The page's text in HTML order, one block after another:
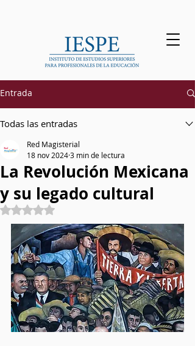
Entrada
Todas las entradas
La Revolución Mexicana
y su legado cultural
Red Magisterial
18 nov 20243 min de lectura
Obtuvo NaN de 5 estrellas.